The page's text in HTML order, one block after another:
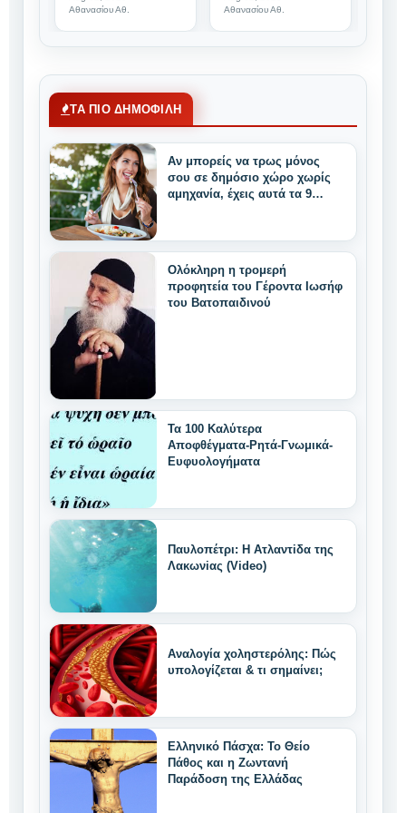
August 2026
Sky Events
Αθανασίου Αθ.
the Stars
Αθανασίου Αθ.
ΤΑ ΠΙΟ ΔΗΜΟΦΙΛΗ
Αν μπορείς να τρως μόνος
σου σε δημόσιο χώρο χωρίς
αμηχανία, έχεις αυτά τα 9
Ολόκληρη η τρομερή
προφητεία του Γέροντα Ιωσήφ
του Βατοπαιδινού
Τα 100 Καλύτερα
Αποφθέγματα-Ρητά-Γνωμικά-
Ευφυολογήματα
Παυλοπέτρι: Η Ατλαντiδα της
Λακωνiας (Video)
Αναλογία χοληστερόλης: Πώς
υπολογίζεται & τι σημαίνει;
Ελληνικό Πάσχα: Το Θείο
Πάθος και η Ζωντανή
Παράδοση της Ελλάδας